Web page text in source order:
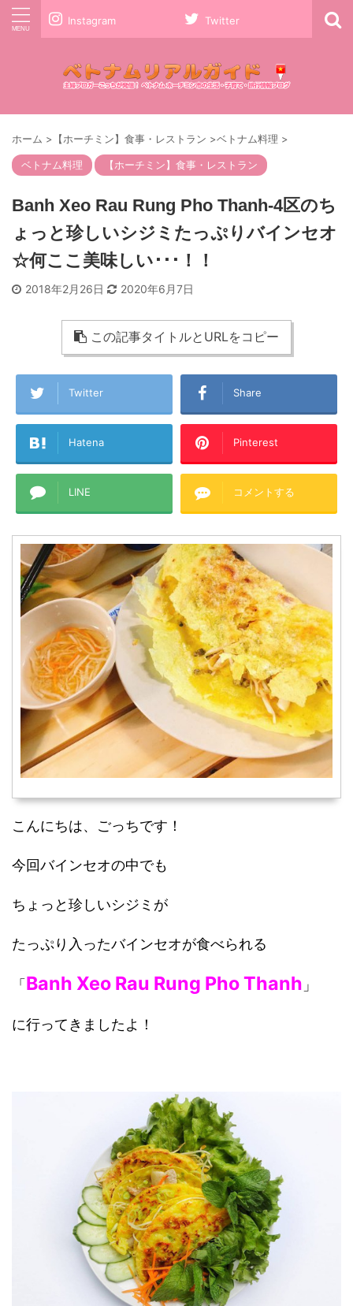
Instagram Twitter
ホーム > 【ホーチミン】食事・レストラン >ベトナム料理 >
ベトナム料理 【ホーチミン】食事・レストラン
Banh Xeo Rau Rung Pho Thanh-4区のち
ょっと珍しいシジミたっぷりバインセオ
☆何ここ美味しい･･･！！
2018年2月26日 2020年6月7日
この記事タイトルとURLをコピー
Twitter Share
Hatena Pinterest
LINE コメントする
こんにちは、ごっちです！
今回バインセオの中でも
ちょっと珍しいシジミが
たっぷり入ったバインセオが食べられる
「 Banh Xeo Rau Rung Pho Thanh 」
に行ってきましたよ！